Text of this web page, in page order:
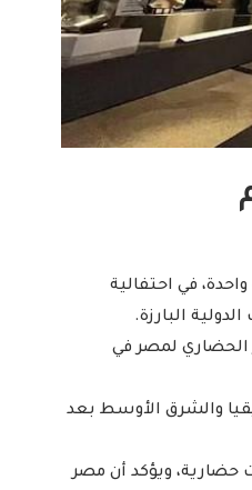
في احتفالية
البارزة.
الحضاري لمصر في
والشرق الأوسط بعد
حضارية، ويؤكد أن مصر